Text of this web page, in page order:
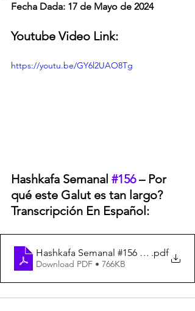
Fecha Dada: 17 de Mayo de 2024
Youtube Video Link:
https://youtu.be/GY6l2UAO8Tg
Hashkafa Semanal #156 – Por
qué este Galut es tan largo?
Transcripción En Español:
Hashkafa Semanal #156 –Spanish
.pdf
Download PDF • 766KB